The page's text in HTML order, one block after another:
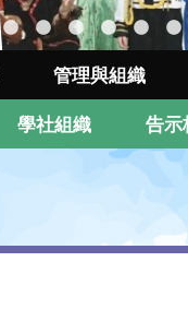
管理與組織
學社組織 告示